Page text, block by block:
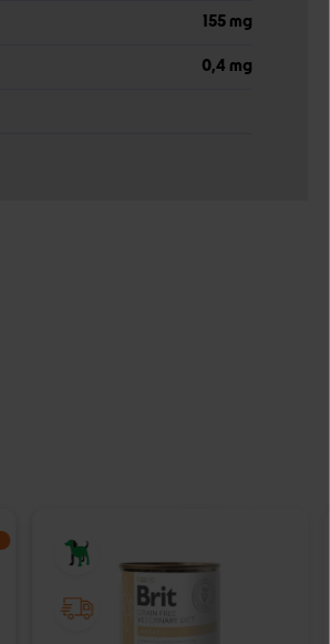
155 mg
0,4 mg